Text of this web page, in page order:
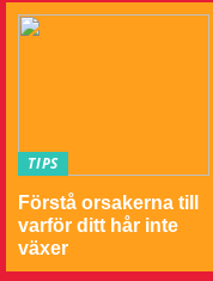
TIPS
Förstå orsakerna till
varför ditt hår inte
växer